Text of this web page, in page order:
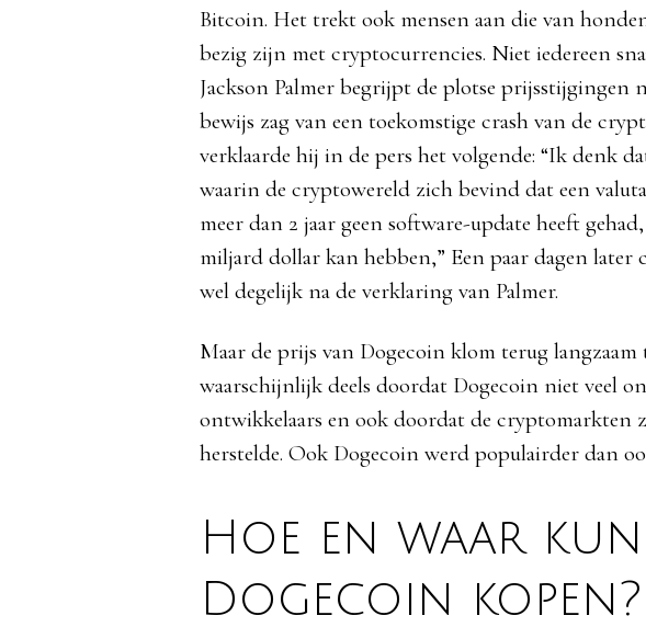
Bitcoin. Het trekt ook mensen aan die van
bezig zijn met cryptocurrencies. Niet iedereen
Jackson Palmer begrijpt de plotse prijsstijgingen
bewijs zag van een toekomstige crash van de
verklaarde hij in de pers het volgende: “Ik denk
waarin de cryptowereld zich bevind dat een
meer dan 2 jaar geen software-update heeft
miljard dollar kan hebben,” Een paar dagen
wel degelijk na de verklaring van Palmer.
Maar de prijs van Dogecoin klom terug
waarschijnlijk deels doordat Dogecoin niet veel
ontwikkelaars en ook doordat de cryptomarkten
herstelde. Ook Dogecoin werd populairder dan
Hoe en waar kun
Dogecoin kopen?